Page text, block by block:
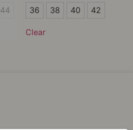
44
36
38
36 38 40 42
Clear